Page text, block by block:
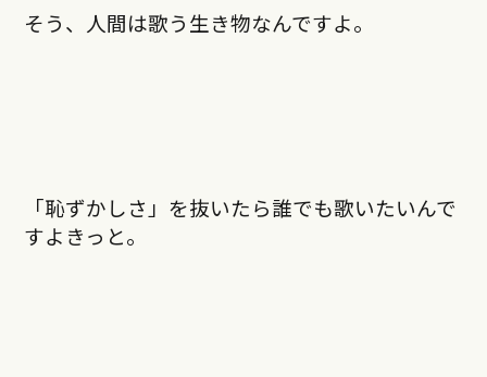
そう、人間は歌う生き物なんですよ。
「恥ずかしさ」を抜いたら誰でも歌いたいんで
すよきっと。